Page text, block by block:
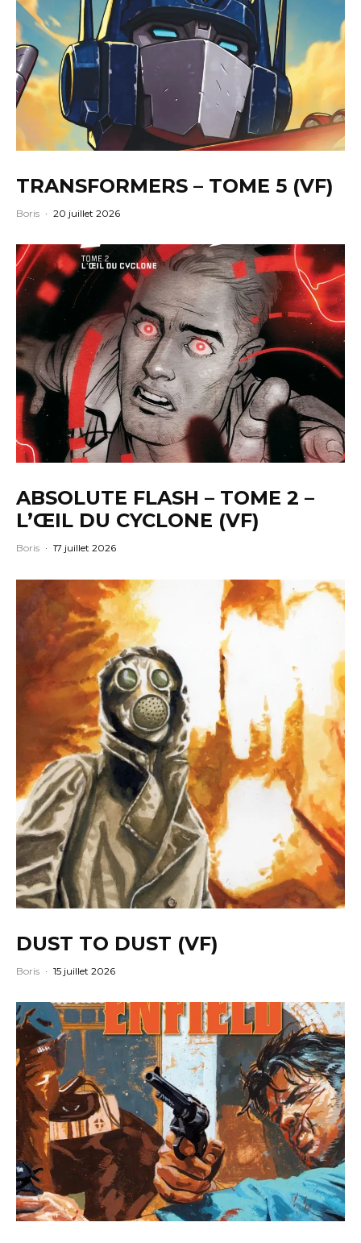
TRANSFORMERS – TOME 5 (VF)
Boris · 20 juillet 2026
ABSOLUTE FLASH – TOME 2 –
L’ŒIL DU CYCLONE (VF)
Boris · 17 juillet 2026
DUST TO DUST (VF)
Boris · 15 juillet 2026